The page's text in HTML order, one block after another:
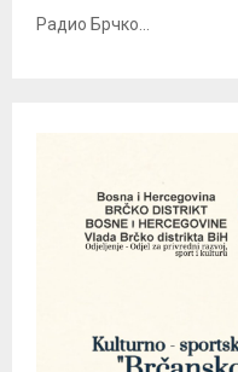
Радио Брчко...